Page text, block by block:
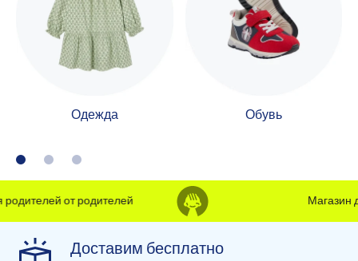
Одежда Обувь
от родителей Магазин
Доставим бесплатно